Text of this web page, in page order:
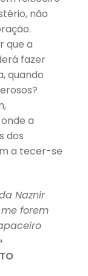
não
que a
fazer
quando
a
dos
a tecer-se
Naznir
forem